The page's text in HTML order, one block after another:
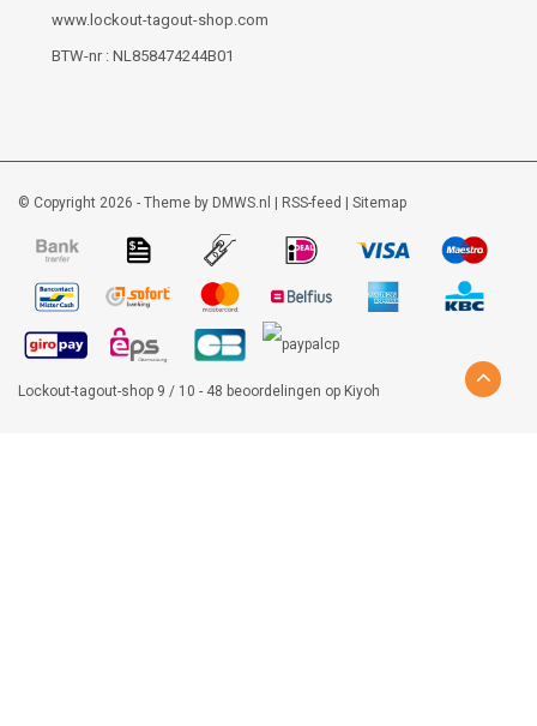
www.lockout-tagout-shop.com
BTW-nr : NL858474244B01
© Copyright 2026 - Theme by DMWS.nl | RSS-feed | Sitemap
Lockout-tagout-shop 9 / 10 - 48 beoordelingen op Kiyoh